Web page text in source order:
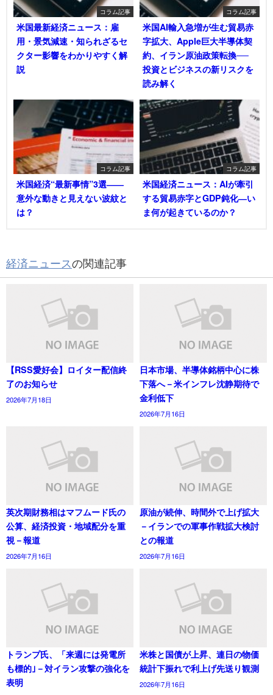
コラム記事
米国最新経済ニュース：雇
用・景気減速・知られざるセ
クター影響をわかりやすく解
説
コラム記事
米国AI輸入急増が生む貿易赤
字拡大、Apple巨大半導体契
約、イラン原油政策転換──
投資とビジネスの新リスクを
読み解く
コラム記事
米国経済“最新事情”3選――
意外な動きと見えない波紋と
は？
コラム記事
米国経済ニュース：AIが牽引
する貿易赤字とGDP鈍化―い
ま何が起きているのか？
経済ニュースの関連記事
【RSS愛好会】ロイター配信終
了のお知らせ
2026年7月18日
日本市場、半導体銘柄中心に株
下落へ－米インフレ沈静期待で
金利低下
2026年7月16日
英次期財務相はマフムード氏の
公算、経済投資・地域配分を重
視－報道
2026年7月16日
原油が続伸、時間外で上げ拡大
－イランでの軍事作戦拡大検討
との報道
2026年7月16日
トランプ氏、「来週には発電所
も標的｣－対イラン攻撃の強化を
表明
米株と国債が上昇、連日の物価
統計下振れで利上げ先送り観測
2026年7月16日